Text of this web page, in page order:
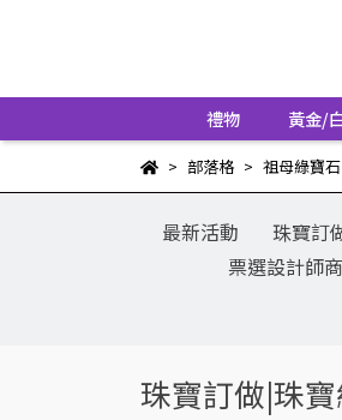
禮物 黃金/
部落格 祖母綠寶石
最新活動 珠寶訂
票選設計師
珠寶訂做|珠